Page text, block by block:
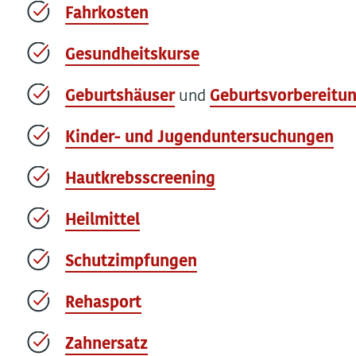
Fahrkosten
Gesundheitskurse
Geburtshäuserund
Kinder- und Jugenduntersuchungen
Hautkrebsscreening
Heilmittel
Schutzimpfungen
Rehasport
Zahnersatz